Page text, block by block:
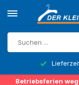
Betriebsferien